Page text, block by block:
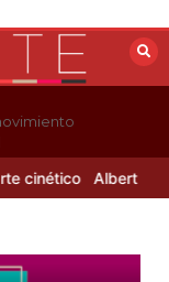
Albert Gleizes: